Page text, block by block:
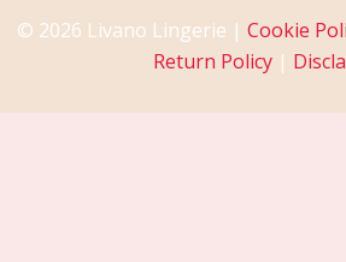
© 2026 Livano Lingerie | Cookie
Return Policy |